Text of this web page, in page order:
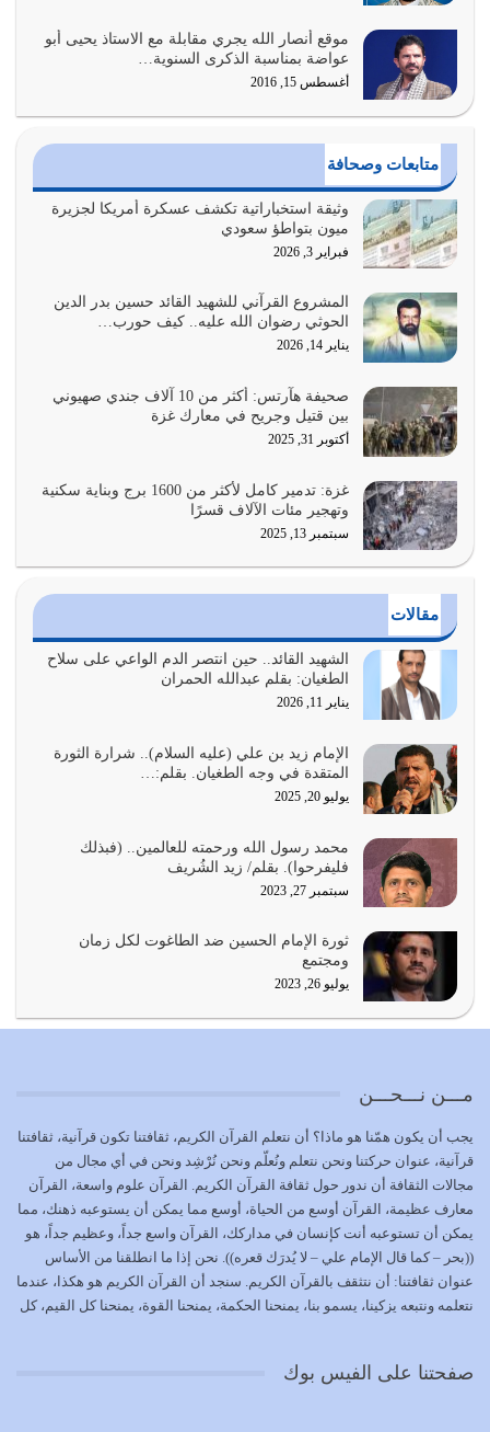
وعد الله تعالى من يُقتل في سبيله بالحياة الأبدية والرزق
والاستبشار والنجاة والخلود في…
يوليو 29, 2026
القرآن الكريم هو أهم مصدر لمعرفة رسول الله معرفة سيرته
معرفة شخصيته معرفة عظمته
يوليو 28, 2026
هل نحن من الصالحين؟ قيِّم نفسك هنا اترك القرآن على أصله
وأعرض نفسك، وأعرض ما لديك على…
يوليو 27, 2026
عندما يكون عدوك هو عدو الله معناه أن تكون نقاط الضعف
فيه كثيرة وسينصرك الله عليه إذا…
يوليو 26, 2026
أراد الله لهذه الأمة ان تكون خير امة أخرجت للناس بالنهوض
بالأمر بالمعروف والنهي عن…
يوليو 25, 2026
الدين الذي شرعه الله لا يجوز أن يخضع لآرائنا وأهوائنا
أي أمة تتفرق في الدين وتتفرق في كيانها معناه أنها أصبحت
أمة عاجزة عن النهوض…
يوليو 23, 2026
بحبل الله جميعاً وليس كل…
يوليو 22, 2026
يشاء ويذل من يشاء
يوليو 21, 2026
كل زمان…
يوليو 19, 2026
الوظيفة عبارة عن مسؤولية يجب النهوض بها كما ينبغي لكي
وَالْمُنْفِقِينَ…
يوليو 17, 2026
الاعتصام بحبل الله أمر إلهي للمؤمنين وهو بمثابة سبب بينهم
وبين الله يترتب عليه النصر…
يوليو 16, 2026
إما أن نحاول أن نكون من أولياء الله فيتم على أيدينا ضرب
يوليو 15, 2026
موقع أنصار الله يجري مقابلة مع الاستاذ يحيى أبو
عواضة بمناسبة الذكرى السنوية…
أغسطس 15, 2016
متابعات وصحافة
وثيقة استخباراتية تكشف عسكرة أمريكا لجزيرة
ميون بتواطؤ سعودي
فبراير 3, 2026
المشروع القرآني للشهيد القائد حسين بدر الدين
الحوثي رضوان الله عليه.. كيف حورب…
يناير 14, 2026
صحيفة هآرتس: أكثر من 10 آلاف جندي صهيوني
بين قتيل وجريح في معارك غزة
أكتوبر 31, 2025
غزة: تدمير كامل لأكثر من 1600 برج وبناية سكنية
وتهجير مئات الآلاف قسرًا
سبتمبر 13, 2025
مقالات
الشهيد القائد.. حين انتصر الدم الواعي على سلاح
الطغيان: بقلم عبدالله الحمران
يناير 11, 2026
الإمام زيد بن علي (عليه السلام).. شرارة الثورة
المتقدة في وجه الطغيان. بقلم:…
يوليو 20, 2025
محمد رسول الله ورحمته للعالمين.. (فبذلك
فليفرحوا). بقلم/ زيد الشُريف
سبتمبر 27, 2023
ثورة الإمام الحسين ضد الطاغوت لكل زمان
ومجتمع
يوليو 26, 2023
مـــن نـــحـــن
يجب أن يكون همّنا هو ماذا؟ أن نتعلم القرآن الكريم، ثقافتنا تكون قرآنية، ثقافتنا
قرآنية، عنوان حركتنا ونحن نتعلم ونُعلّم ونحن نُرْشِد ونحن في أي مجال من
مجالات الثقافة أن ندور حول ثقافة القرآن الكريم. القرآن علوم واسعة، القرآن
معارف عظيمة، القرآن أوسع من الحياة، أوسع مما يمكن أن يستوعبه ذهنك، مما
يمكن أن تستوعبه أنت كإنسان في مداركك، القرآن واسع جداً، وعظيم جداً، هو
((بحر – كما قال الإمام علي – لا يُدرَك قعره)). نحن إذا ما انطلقنا من الأساس
عنوان ثقافتنا: أن نتثقف بالقرآن الكريم. سنجد أن القرآن الكريم هو هكذا، عندما
نتعلمه ونتبعه يزكينا، يسمو بنا، يمنحنا الحكمة، يمنحنا القوة، يمنحنا كل القيم، كل
بمستوى أن نثقف الآخرين بالقرآن الكريم، وأن نتثقف بثقافة القرآن الكريم
صفحتنا على الفيس بوك